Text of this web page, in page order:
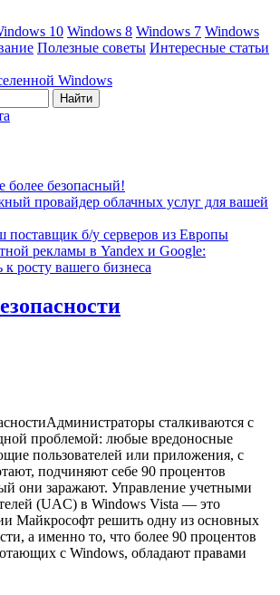
10 Windows 8 Windows 7 Windows
Полезные советы Интересные статьи
Windows
Найти
более безопасный!
провайдер облачных услуг для вашей
б/у серверов из Европы
рекламы в Yandex и Google:
росту вашего бизнеса
Администраторы сталкиваются с
проблемой: любые вредоносные
пользователей или приложения, с
подчиняют себе 90 процентов
они заражают. Управление учетными
(UAC) в Windows Vista –– это
Майкрософт решить одну из основных
а именно то, что более 90 процентов
с Windows, обладают правами